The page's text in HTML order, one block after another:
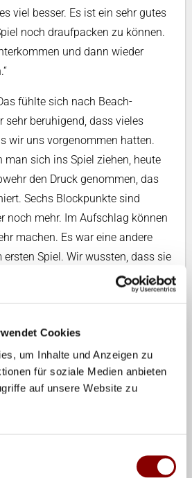
Cookies
um Inhalte und Anzeigen zu
für soziale Medien anbieten
auf unsere Website zu
viel besser. Es ist ein sehr gutes
noch draufpacken zu können.
und dann wieder
fühlte sich nach Beach-
sehr beruhigend, dass vieles
wir uns vorgenommen hatten.
man sich ins Spiel ziehen, heute
den Druck genommen, das
Sechs Blockpunkte sind
noch mehr. Im Aufschlag können
machen. Es war eine andere
Spiel. Wir wussten, dass sie
7 Fehler / Block: 1 / Angriff: 16